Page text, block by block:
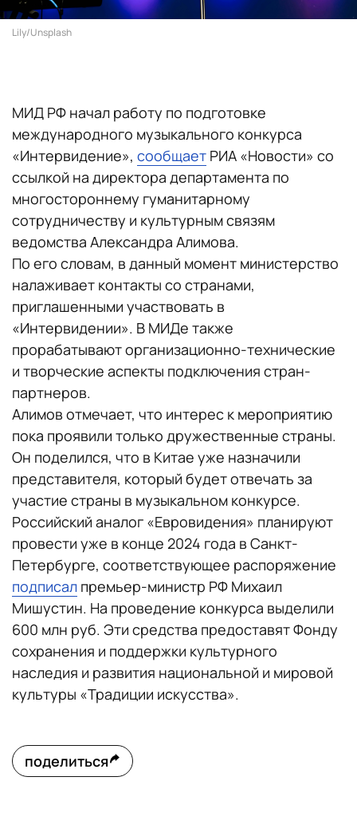
Lily/Unsplash
МИД РФ начал работу по подготовке
международного музыкального конкурса
«Интервидение», сообщает РИА «Новости» со
ссылкой на директора департамента по
многостороннему гуманитарному
сотрудничеству и культурным связям
ведомства Александра Алимова.
По его словам, в данный момент министерство
налаживает контакты со странами,
приглашенными участвовать в
«Интервидении». В МИДе также
прорабатывают организационно-технические
и творческие аспекты подключения стран-
партнеров.
Алимов отмечает, что интерес к мероприятию
пока проявили только дружественные страны.
Он поделился, что в Китае уже назначили
представителя, который будет отвечать за
участие страны в музыкальном конкурсе.
Российский аналог «Евровидения» планируют
провести уже в конце 2024 года в Санкт-
Петербурге, соответствующее распоряжение
подписал премьер-министр РФ Михаил
Мишустин. На проведение конкурса выделили
600 млн руб. Эти средства предоставят Фонду
сохранения и поддержки культурного
наследия и развития национальной и мировой
культуры «Традиции искусства».
поделиться